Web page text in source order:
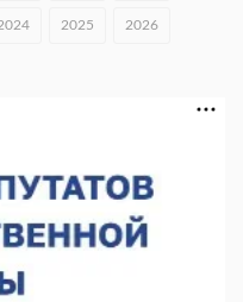
На Нижневолжской
забег
2025 2026